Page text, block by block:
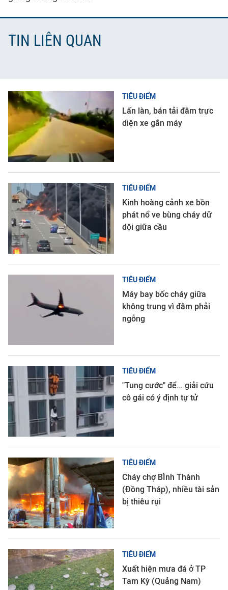
TIN LIÊN QUAN
TIÊU ĐIỂM
Lấn làn, bán tải đâm trực
diện xe gắn máy
TIÊU ĐIỂM
Kinh hoàng cảnh xe bồn
phát nổ ve bùng cháy dữ
dội giữa cầu
TIÊU ĐIỂM
Máy bay bốc cháy giữa
không trung vì đâm phải
ngỗng
TIÊU ĐIỂM
"Tung cước" để... giải cứu
cô gái có ý định tự tử
TIÊU ĐIỂM
Cháy chợ BÌnh Thành
(Đồng Tháp), nhiều tài sản
bị thiêu rụi
TIÊU ĐIỂM
Xuất hiện mưa đá ở TP
Tam Kỳ (Quảng Nam)